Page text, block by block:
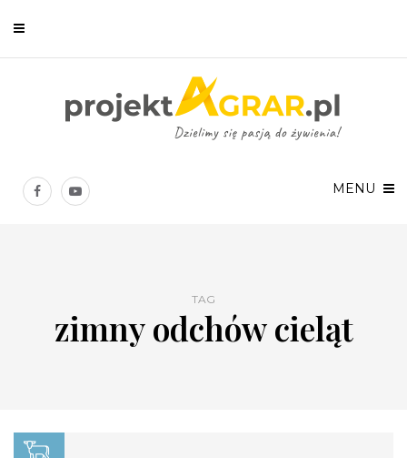
MENU
TAG
zimny odchów cieląt
Chcesz być na bieżąco? Zostaw swój e-mail, a raz w tygodniu
prześlemy Ci nasze najlepsze artykuły!
Twoje dane osobowe będą przetwarzane zgodnie zPolityką prywatności